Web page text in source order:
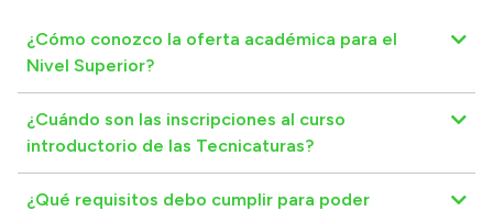
¿Cómo conozco la oferta académica para el
Nivel Superior?
¿Cuándo son las inscripciones al curso
introductorio de las Tecnicaturas?
¿Qué requisitos debo cumplir para poder